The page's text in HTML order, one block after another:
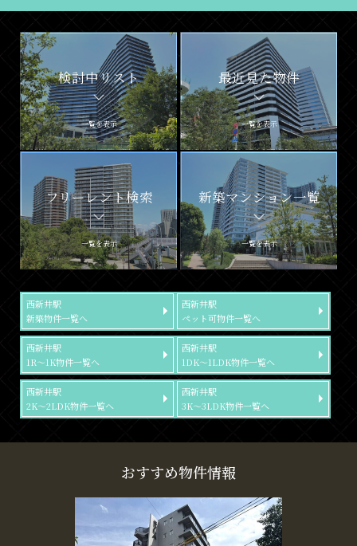
検討中リスト
一覧を表示
最近見た物件
一覧を表示
フリーレント検索
一覧を表示
新築マンション一覧
一覧を表示
西新井駅
新築物件一覧へ
西新井駅
ペット可物件一覧へ
西新井駅
1R～1K物件一覧へ
西新井駅
1DK～1LDK物件一覧へ
西新井駅
2K～2LDK物件一覧へ
西新井駅
3K～3LDK物件一覧へ
おすすめ物件情報